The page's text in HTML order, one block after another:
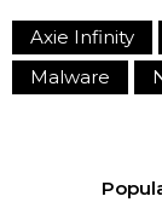
Axie Infinity
Malware